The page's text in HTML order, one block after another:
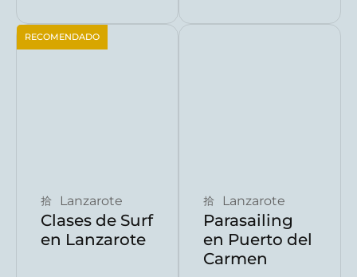
RECOMENDADO
Lanzarote
Clases de Surf
en Lanzarote
Lanzarote
Parasailing
en Puerto del
Carmen